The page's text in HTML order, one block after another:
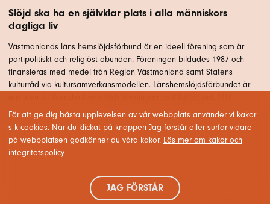
Slöjd ska ha en självklar plats i alla människors
dagliga liv
Västmanlands läns hemslöjdsförbund är en ideell förening som är
partipolitiskt och religiöst obunden. Föreningen bildades 1987 och
finansieras med medel från Region Västmanland samt Statens
kulturråd via kultursamverkansmodellen. Länshemslöjdsförbundet är
För att ge dig bästa upplevelsen av vår webbplats använder vi kakor
s k cookies. När du klickat på knappen Jag förstår eller surfar vidare
på webbplatsen godkänner du våra kakor. Läs mer om kakor och
integritetspolicy
JAG FÖRSTÅR